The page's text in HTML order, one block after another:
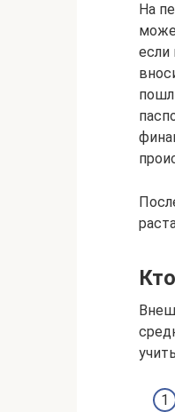
На
если